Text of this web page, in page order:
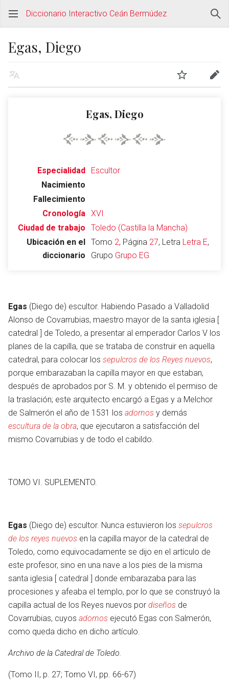
Diccionario Interactivo Ceán Bermúdez
Egas, Diego
Leer Vigilar
Egas, Diego
Especialidad
Escultor
Nacimiento
Fallecimiento
Cronología XVI
Ciudad de trabajo
Toledo (Castilla la Mancha)
Ubicación en el
diccionario
Tomo 2, Página 27, Letra Letra E,
Grupo Grupo EG
Egas (Diego de) escultor. Habiendo Pasado a Valladolid
Alonso de Covarrubias, maestro mayor de la santa iglesia [
catedral ] de Toledo, a presentar al emperador Carlos V los
planes de la capilla, que se trataba de construir en aquella
catedral, para colocar los sepulcros de los Reyes nuevos,
porque embarazaban la capilla mayor en que estaban,
después de aprobados por S. M. y obtenido el permiso de
la traslación; este arquitecto encargó a Egas y a Melchor
de Salmerón el año de 1531 los adornos y demás
escultura de la obra, que ejecutaron a satisfacción del
mismo Covarrubias y de todo el cabildo.
TOMO VI. SUPLEMENTO.
Egas (Diego de) escultor. Nunca estuvieron los sepulcros
de los reyes nuevos en la capilla mayor de la catedral de
Toledo, como equivocadamente se dijo en el artículo de
este profesor, sino en una nave a los pies de la misma
santa iglesia [ catedral ] donde embarazaba para las
procesiones y afeaba el templo, por lo que se construyó la
capilla actual de los Reyes nuevos por diseños de
Covarrubias, cuyos adornos ejecutó Egas con Salmerón,
como queda dicho en dicho artículo.
Archivo de la Catedral de Toledo.
(Tomo II, p. 27; Tomo VI, pp. 66-67)